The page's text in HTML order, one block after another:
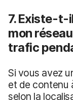
7. Existe-t-
mon
trafic
Si vous avez
et de contenu
selon la